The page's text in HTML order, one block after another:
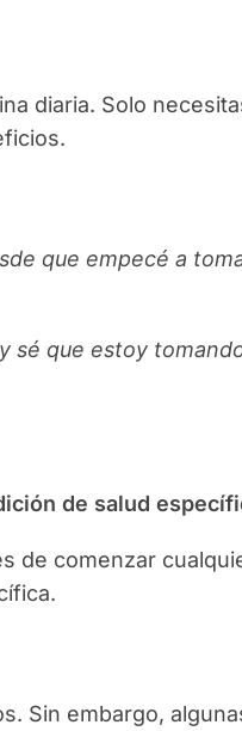
diaria. Solo
que empecé a
sé que estoy
de salud
de comenzar
Sin embargo,